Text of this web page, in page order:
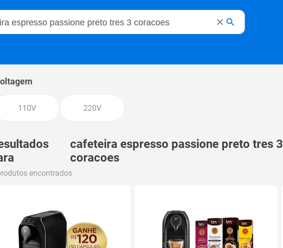
Magalu
110V 220V
cafeteira espresso passione preto tres 3
coracoes
encontrados